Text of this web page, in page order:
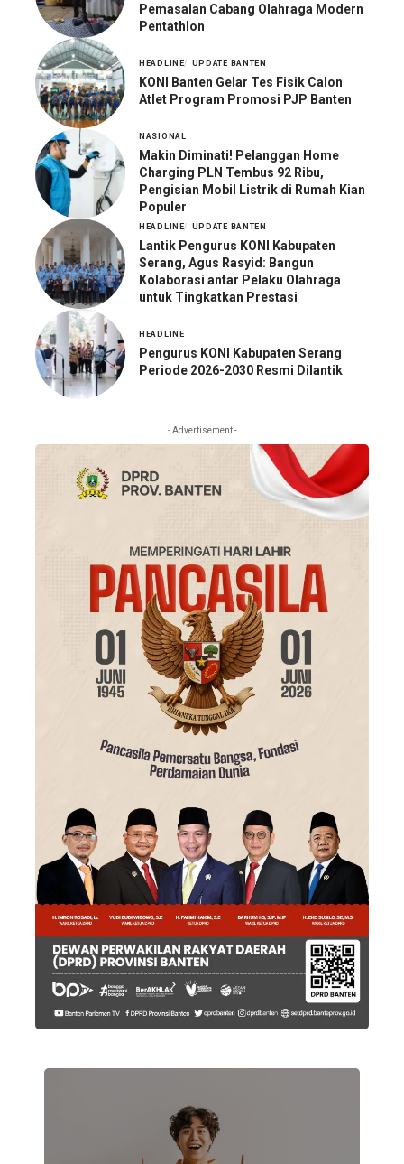
Pemasalan Cabang Olahraga Modern
Pentathlon
HEADLINE UPDATE BANTEN
KONI Banten Gelar Tes Fisik Calon
Atlet Program Promosi PJP Banten
NASIONAL
Makin Diminati! Pelanggan Home
Charging PLN Tembus 92 Ribu,
Pengisian Mobil Listrik di Rumah Kian
Populer
HEADLINE UPDATE BANTEN
Lantik Pengurus KONI Kabupaten
Serang, Agus Rasyid: Bangun
Kolaborasi antar Pelaku Olahraga
untuk Tingkatkan Prestasi
HEADLINE
Pengurus KONI Kabupaten Serang
Periode 2026-2030 Resmi Dilantik
- Advertisement -